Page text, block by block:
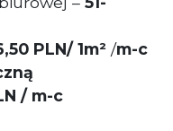
PLN/ 1m² /m-c
/ m-c